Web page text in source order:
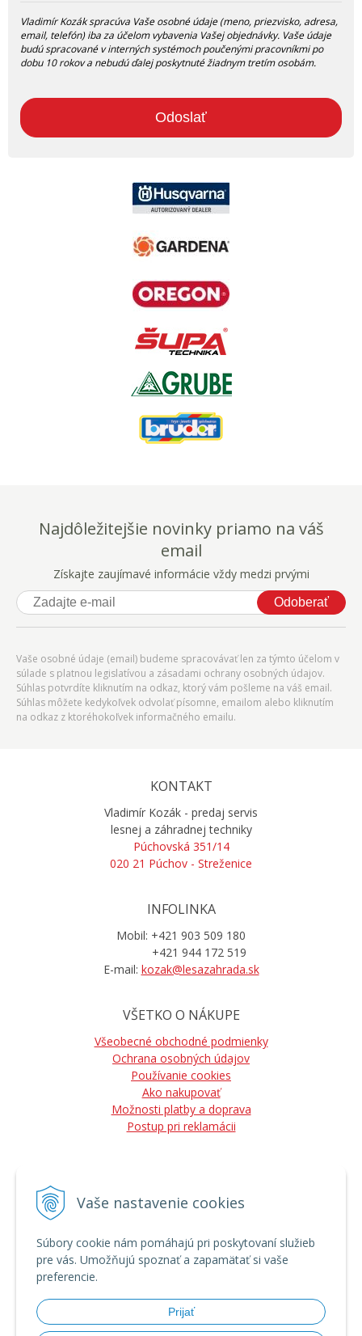
Vaše nastavenie cookies
Súbory cookie nám pomáhajú pri poskytovaní služieb
pre vás. Umožňujú spoznať a zapamätať si vaše
preferencie.
Prijať
Vladimír Kozák spracúva Vaše osobné údaje (meno, priezvisko, adresa,
email, telefón) iba za účelom vybavenia Vašej objednávky. Vaše údaje
budú spracované v interných systémoch poučenými pracovníkmi po
dobu 10 rokov a nebudú ďalej poskytnuté žiadnym tretím osobám.
Odoslať
Najdôležitejšie novinky priamo na váš
email
Získajte zaujímavé informácie vždy medzi prvými
Odoberať
Vaše osobné údaje (email) budeme spracovávať len za týmto účelom v
súlade s platnou legislatívou a zásadami ochrany osobných údajov.
Súhlas potvrdíte kliknutím na odkaz, ktorý vám pošleme na váš email.
Súhlas môžete kedykoľvek odvolať písomne, emailom alebo kliknutím
na odkaz z ktoréhokoľvek informačného emailu.
KONTAKT
Vladimír Kozák - predaj servis
lesnej a záhradnej techniky
Púchovská 351/14
020 21 Púchov - Streženice
INFOLINKA
Mobil: +421 903 509 180
+421 944 172 519
E-mail: kozak@lesazahrada.sk
VŠETKO O NÁKUPE
Všeobecné obchodné podmienky
Ochrana osobných údajov
Používanie cookies
Ako nakupovať
Možnosti platby a doprava
Postup pri reklamácii